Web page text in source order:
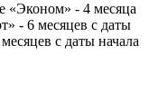
«Эконом» - 4 месяца
- 6 месяцев с даты
с даты начала